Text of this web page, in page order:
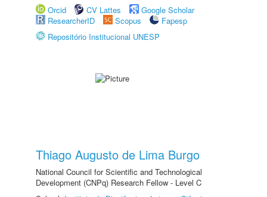
Orcid
CV Lattes
Google Scholar
ResearcherID
Scopus
Fapesp
Repositório Institucional UNESP
Thiago Augusto de Lima Burgo
National Council for Scientific and Technological
Development (CNPq) Research Fellow - Level C